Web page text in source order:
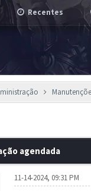
Recentes
agendada
11-14-2024, 09:31 PM